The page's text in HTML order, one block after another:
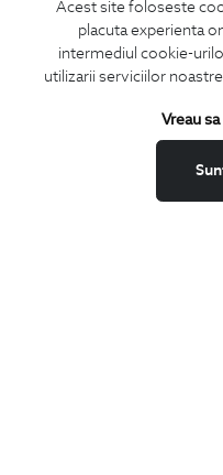
Acest site foloseste
placuta experienta
intermediul cookie-
utilizarii serviciilor
Vreau